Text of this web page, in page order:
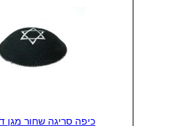
כיפה סריגה שחור מגן